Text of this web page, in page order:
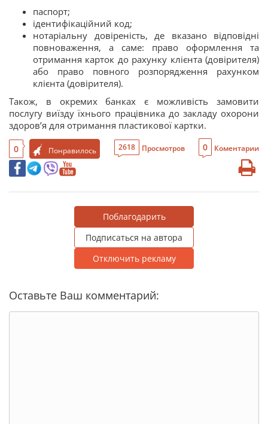
паспорт;
ідентифікаційний код;
нотаріальну довіреність, де вказано відповідні
повноваження, а саме: право оформлення та
отримання карток до рахунку клієнта (довірителя)
або право повного розпорядження рахунком
клієнта (довірителя).
Також, в окремих банках є можливість замовити
послугу виїзду їхнього працівника до закладу охорони
здоров’я для отримання пластикової картки.
0 Понравилось 2618 Просмотров 0 Коментарии
Поблагодарить
Подписаться на автора
Отключить рекламу
Оставьте Ваш комментарий: